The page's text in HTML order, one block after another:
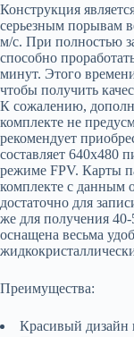
Конструкция
серьезным порывам
м/с. При полностью
способно
минут. Этого
чтобы получить
К сожалению,
комплекте не
рекомендует
составляет 640х480
режиме FPV. Карты
комплекте с данным
достаточно для
же для получения
оснащена весьма
Преимущества:
Красивый дизайн